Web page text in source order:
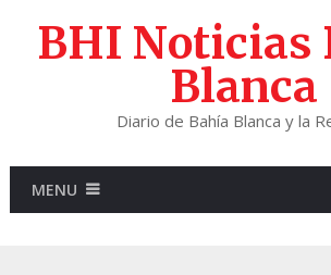
BHI Noticias
Blanca
Diario de Bahía Blanca y la
MENU